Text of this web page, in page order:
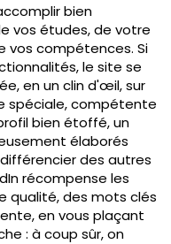
bien
vos études, de votre
vos compétences. Si
le site se
en un clin d'œil, sur
spéciale, compétente
bien étoffé, un
élaborés
des autres
récompense les
qualité, des mots clés
en vous plaçant
: à coup sûr, on